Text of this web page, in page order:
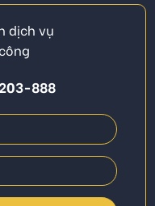
dịch vụ
888